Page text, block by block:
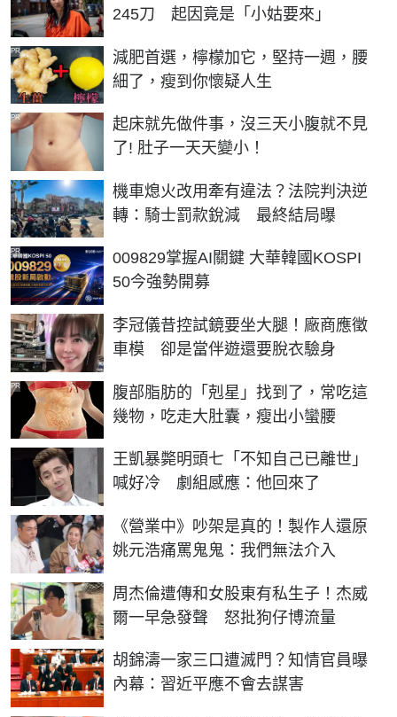
245刀 起因竟是「小姑要來」
減肥首選，檸檬加它，堅持一週，腰
細了，瘦到你懷疑人生
PR
起床就先做件事，沒三天小腹就不見
了! 肚子一天天變小！
PR
機車熄火改用牽有違法？法院判決逆
轉：騎士罰款銳減 最終結局曝
009829掌握AI關鍵 大華韓國KOSPI
50今強勢開募
PR
李冠儀昔控試鏡要坐大腿！廠商應徵
車模 卻是當伴遊還要脫衣驗身
腹部脂肪的「剋星」找到了，常吃這
幾物，吃走大肚囊，瘦出小蠻腰
PR
王凱暴斃明頭七「不知自己已離世」
喊好冷 劇組感應：他回來了
《營業中》吵架是真的！製作人還原
姚元浩痛罵鬼鬼：我們無法介入
周杰倫遭傳和女股東有私生子！杰威
爾一早急發聲 怒批狗仔博流量
胡錦濤一家三口遭滅門？知情官員曝
內幕：習近平應不會去謀害